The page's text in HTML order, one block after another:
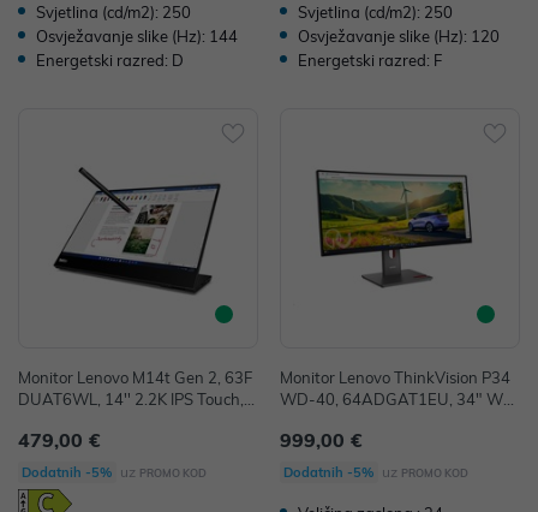
Svjetlina (cd/m2): 250
Osvježavanje slike (Hz): 144
Energetski razred: D
Svjetlina (cd/m2): 250
Osvježavanje slike (Hz): 120
Energetski razred: F
Monitor Lenovo M14t Gen 2, 63F
DUAT6WL, 14'' 2.2K IPS Touch, T
479,00 €
Dodatnih -5% uz PROMO KOD
Monitor Lenovo ThinkVision P34
WD-40, 64ADGAT1EU, 34" WQ
d, 36mj
999,00 €
Dodatnih -5% uz PROMO KOD